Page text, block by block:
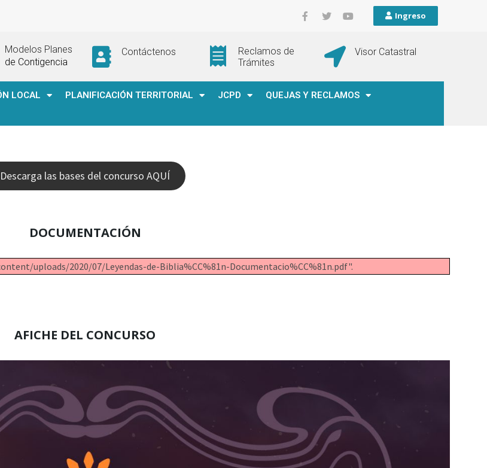
Ingreso
Modelos Planes
de Contigencia
Contáctenos
Reclamos de
Trámites
Visor Catastral
LOCAL PLANIFICACIÓN TERRITORIAL JCPD
QUEJAS Y RECLAMOS
Descarga las bases del concurso AQUÍ
DOCUMENTACIÓN
uploads/2020/07/Leyendas-de-Biblia%CC%81n-Documentacio%CC%81n.pdf".
AFICHE DEL CONCURSO